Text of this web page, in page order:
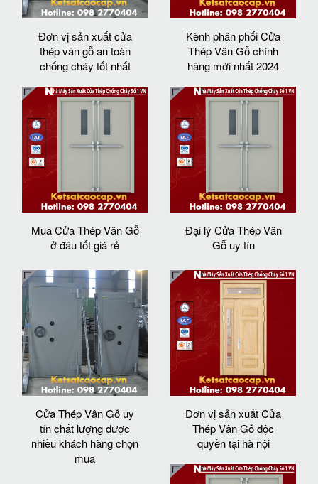
Đơn vị sản xuất cửa
thép vân gỗ an toàn
chống cháy tốt nhất
Kênh phân phối Cửa
Thép Vân Gỗ chính
hãng mới nhất 2024
Mua Cửa Thép Vân Gỗ
ở đâu tốt giá rẻ
Đại lý Cửa Thép Vân
Gỗ uy tín
Cửa Thép Vân Gỗ uy
tín chất lượng được
nhiều khách hàng chọn
mua
Đơn vị sản xuất Cửa
Thép Vân Gỗ độc
quyền tại hà nội